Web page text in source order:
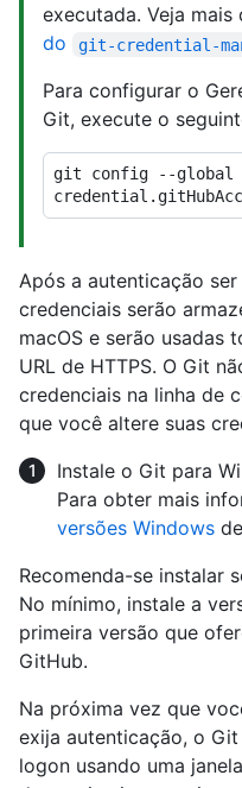
executada. Veja mais
do
git-credential-
Para configurar o
Git, execute o
git config --global
Após a autenticação
credenciais serão
macOS e serão usadas
URL de HTTPS. O Git
credenciais na linha de
que você altere suas
Instale o Git para
Para obter mais
versões Windows
Recomenda-se instalar
No mínimo, instale a
primeira versão que
GitHub.
Na próxima vez que
exija autenticação, o
logon usando uma